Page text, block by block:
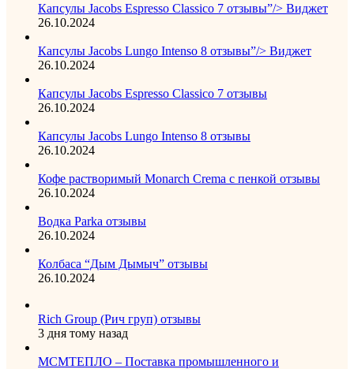
Капсулы Jacobs Espresso Classico 7 отзывы”/> Виджет
26.10.2024
Капсулы Jacobs Lungo Intenso 8 отзывы”/> Виджет
26.10.2024
Капсулы Jacobs Espresso Classico 7 отзывы
26.10.2024
Капсулы Jacobs Lungo Intenso 8 отзывы
26.10.2024
Кофе растворимый Monarch Crema с пенкой отзывы
26.10.2024
Водка Parka отзывы
26.10.2024
Колбаса “Дым Дымыч” отзывы
26.10.2024
Rich Group (Рич груп) отзывы
3 дня тому назад
МСМТЕПЛО – Поставка промышленного и